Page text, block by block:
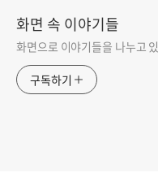
화면 속 이야기들
화면으로 이야기들을 나누고
구독하기